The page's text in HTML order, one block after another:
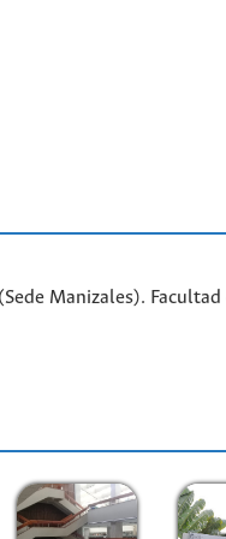
Manizales).